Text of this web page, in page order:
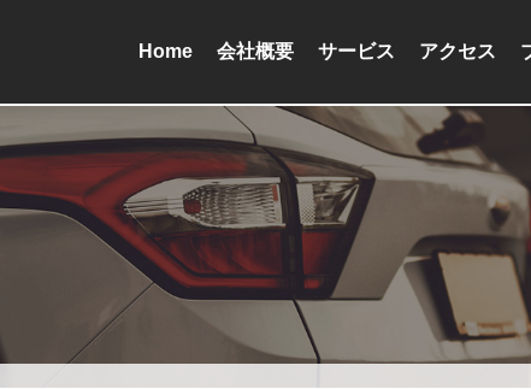
Home 会社概要 サービス アクセス